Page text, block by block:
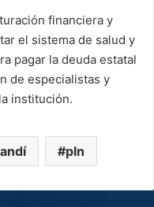
financiera y
el sistema de salud y
pagar la deuda estatal
de especialistas y
institución.
pln